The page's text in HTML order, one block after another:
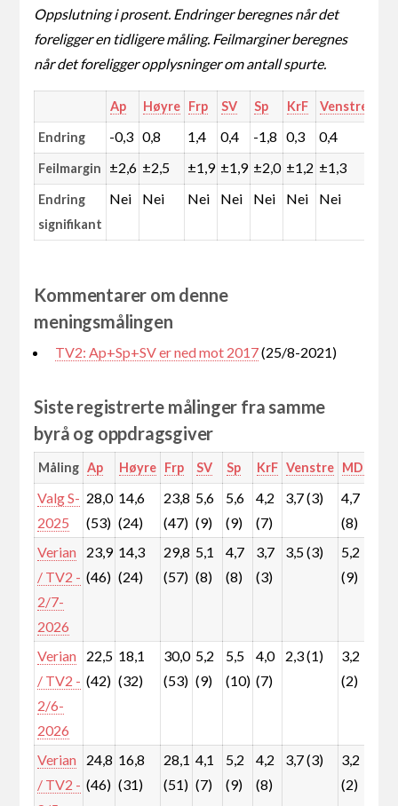
Oppslutning i prosent. Endringer beregnes når det
foreligger en tidligere måling. Feilmarginer beregnes
når det foreligger opplysninger om antall spurte.
Ap Høyre Frp SV Sp KrF Venstre
Endring -0,3 0,8 1,4 0,4 -1,8 0,3 0,4
Feilmargin ±2,6 ±2,5 ±1,9 ±1,9 ±2,0 ±1,2 ±1,3
Endring
signifikant
Nei Nei Nei Nei Nei Nei Nei
Kommentarer om denne
meningsmålingen
TV2: Ap+Sp+SV er ned mot 2017(25/8-2021)
Siste registrerte målinger fra samme
byrå og oppdragsgiver
Måling Ap Høyre Frp SV Sp KrF Venstre MDG
Valg S-
2025
28,0
(53)
14,6
(24)
23,8
(47)
5,6
(9)
5,6
(9)
4,2
(7)
3,7 (3)
4,7
(8)
Verian
/ TV2 -
2/7-
2026
23,9
(46)
14,3
(24)
29,8
(57)
5,1
(8)
4,7
(8)
3,7
(3)
3,5 (3)
5,2
(9)
Verian
/ TV2 -
2/6-
2026
22,5
(42)
18,1
(32)
30,0
(53)
5,2
(9)
5,5
(10)
4,0
(7)
2,3 (1)
3,2
(2)
Verian
/ TV2 -
24,8
(46)
16,8
(31)
28,1
(51)
4,1
(7)
5,2
(9)
4,2
(8)
3,7 (3)
3,2
(2)